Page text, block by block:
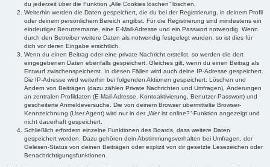
du jederzeit über die Funktion „Alle Cookies löschen“ löschen.
Weiterhin werden die Daten gespeichert, die du bei der Registrierung, in deinem Profil
oder deinem persönlichem Bereich angibst. Für die Registrierung sind mindestens ein
eindeutiger Benutzername, eine E-Mail-Adresse und ein Passwort notwendig. Wenn
durch den Betreiber weitere Daten als notwendig festgelegt wurden, so ist dies für
dich vor deren Eingabe ersichtlich.
Wenn du einen Beitrag oder eine private Nachricht erstellst, so werden die dort
eingegebenen Daten ebenfalls gespeichert. Gleiches gilt, wenn du einen Beitrag als
Entwurf zwischenspeicherst. In diesen Fällen wird auch deine IP-Adresse gespeichert.
Die IP-Adresse wird weiterhin bei folgenden Aktionen gespeichert: Löschen und
Ändern von Beiträgen (dazu zählen Private Nachrichten und Umfragen), Änderungen
an zentralen Profildaten (E-Mail-Adresse, Kontoaktivierung, Benutzer-Passwort) und
gescheiterte Anmeldeversuche. Die von deinem Browser übermittelte Browser-
Kennzeichnung (User Agent) wird nur in der „Wer ist online?“-Funktion angezeigt und
nicht dauerhaft gespeichert.
Schließlich erfordern einzelne Funktionen des Boards, dass weitere Daten
gespeichert werden. Dazu gehören dein Abstimmungsverhalten bei Umfragen, der
Gelesen-Status von deinen Beiträgen oder explizit von dir gesetzte Lesezeichen oder
Benachrichtigungsfunktionen.